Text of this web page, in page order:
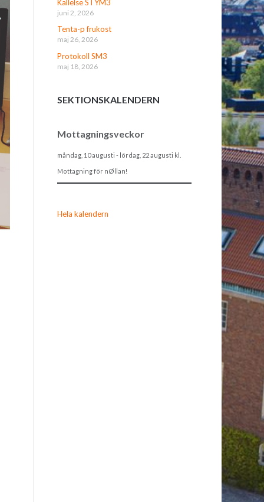
Kallelse STYM3
juni 2, 2026
Tenta-p frukost
maj 26, 2026
Protokoll SM3
maj 18, 2026
SEKTIONSKALENDERN
Mottagningsveckor
måndag, 10 augusti - lördag, 22 augusti kl.
Mottagning för nØllan!
Hela kalendern